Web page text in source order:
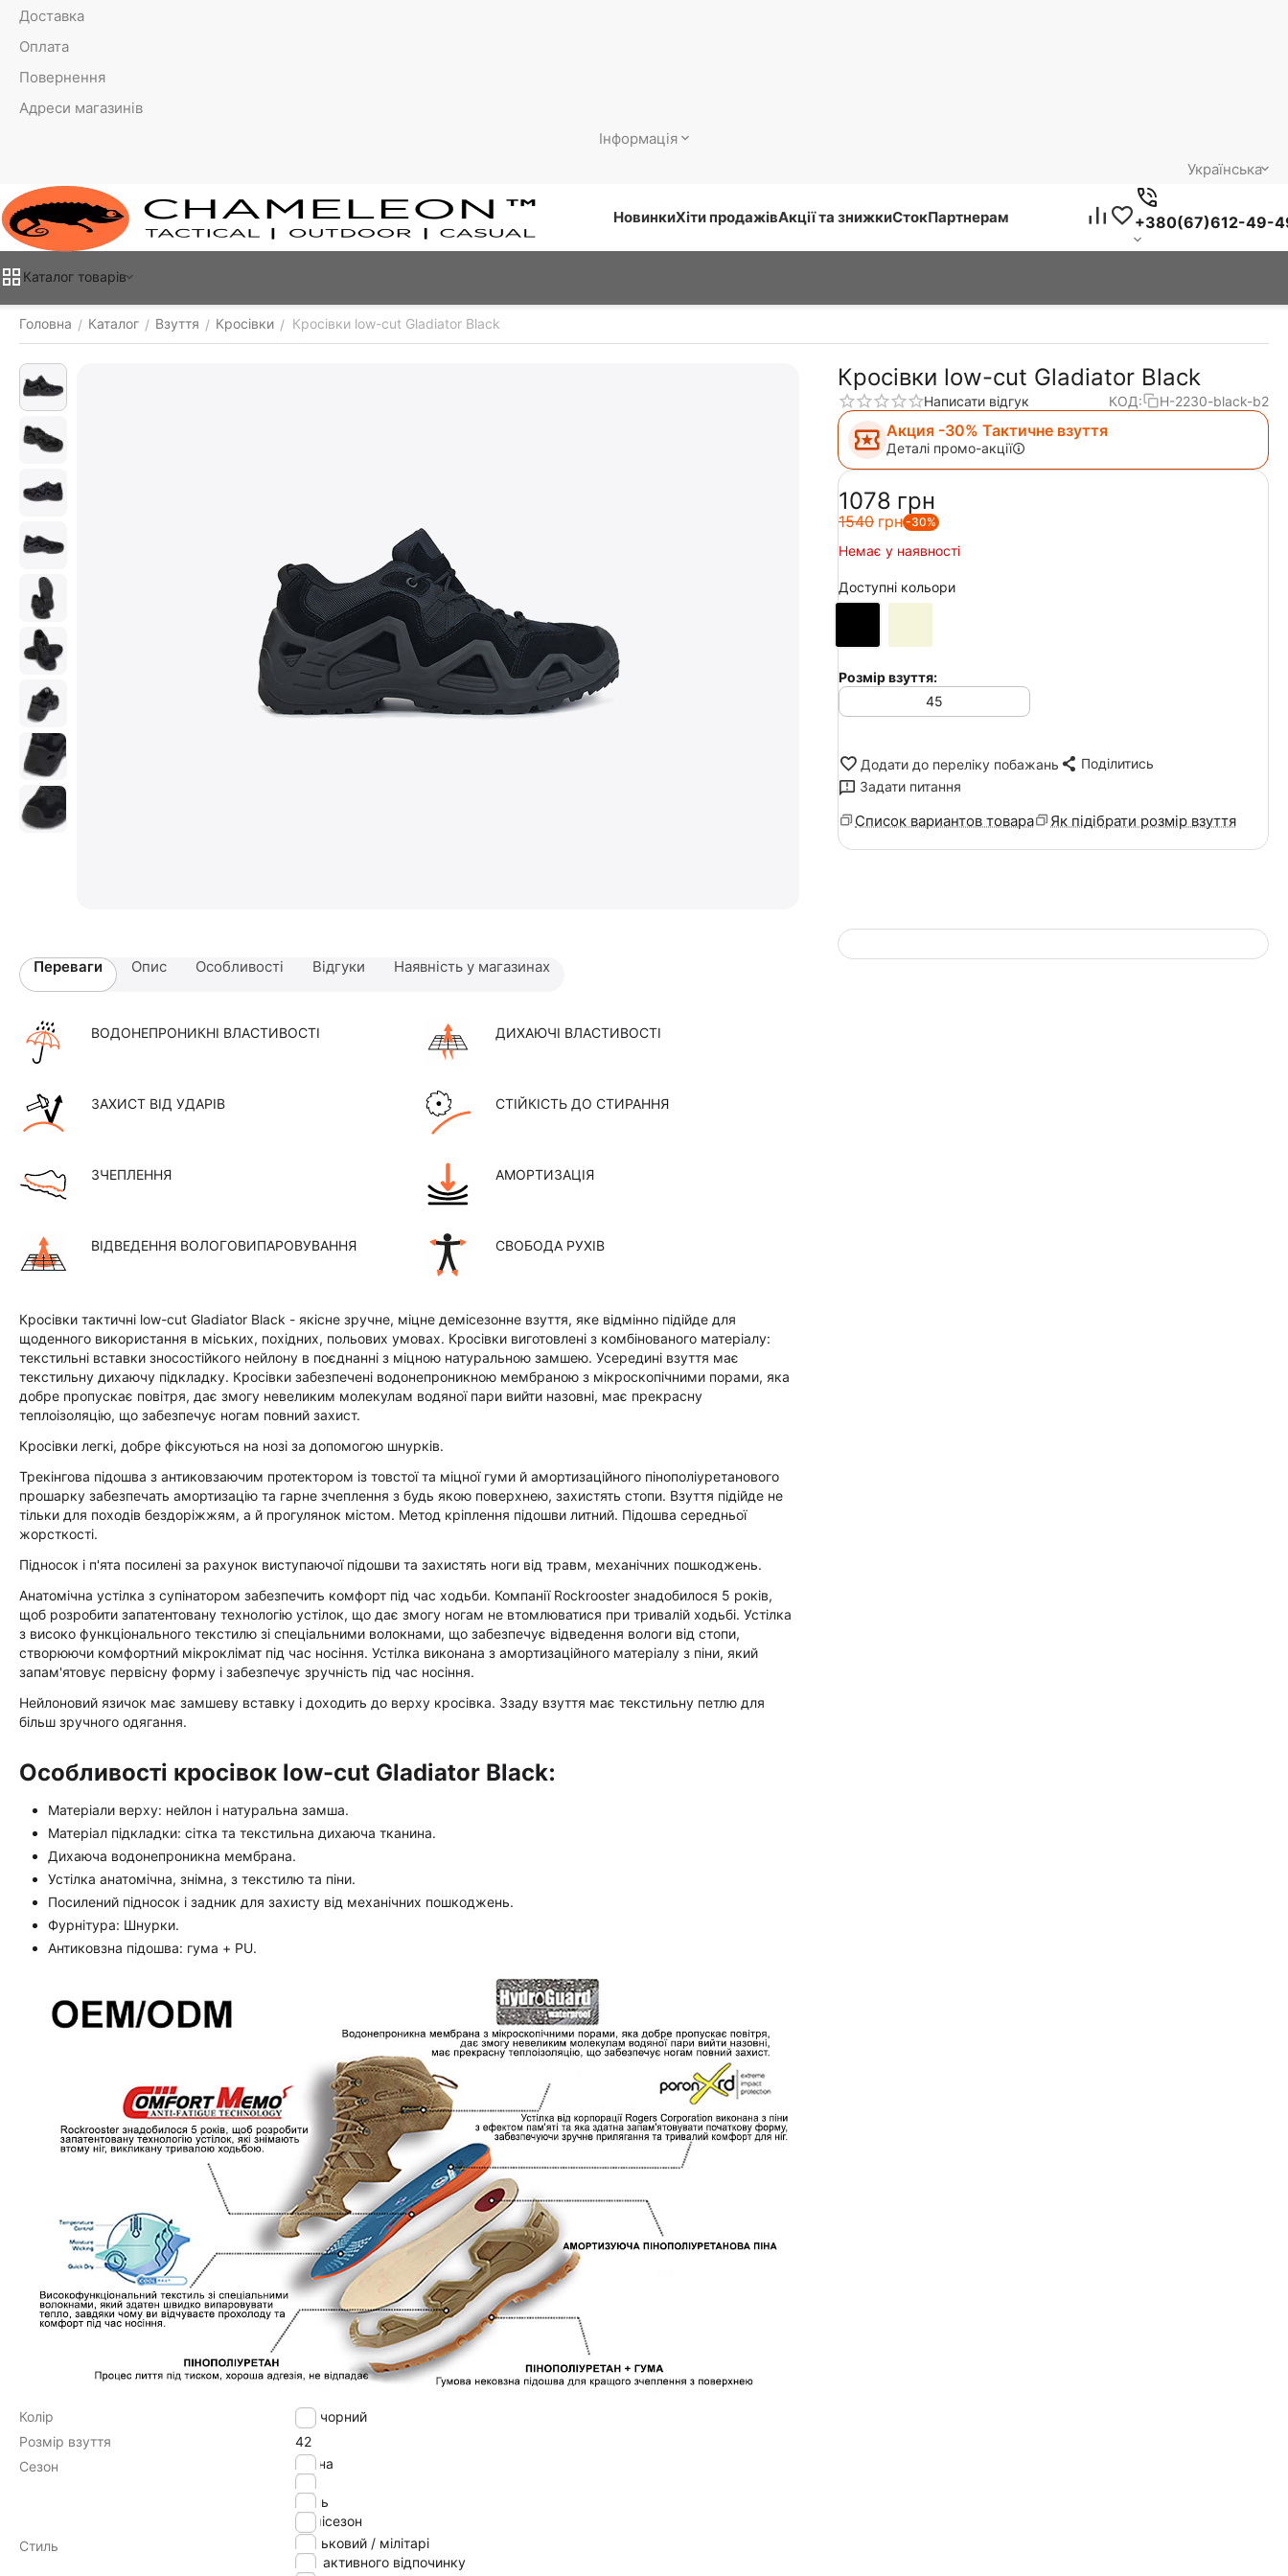
Доставка
Оплата
Повернення
Адреси магазинів
Інформація
Українська
НовинкиХіти продажівАкції та знижкиСтокПартнерам +380(67)612-49-
Каталог товарiв
Головна / Каталог / Взуття / Кросівки / Кросівки low-cut Gladiator Black
Кросівки low-cut Gladiator Black
Написати відгук КОД: H-2230-black-b2
Акция -30% Тактичне взуття
Деталі промо-акції
‍1078‍ грн
‍1540‍ грн -30%
Немає у наявності
Доступні кольори
Розмір взуття:
45
Додати до переліку побажань
Поділитись
Задати питання
Список вариантов товара Як підібрати розмір взуття
Переваги Опис Особливості Відгуки Наявність у магазинах
ВОДОНЕПРОНИКНІ ВЛАСТИВОСТІ ДИХАЮЧІ ВЛАСТИВОСТІ
ЗАХИСТ ВІД УДАРІВ СТІЙКІСТЬ ДО СТИРАННЯ
ЗЧЕПЛЕННЯ АМОРТИЗАЦІЯ
ВІДВЕДЕННЯ ВОЛОГОВИПАРОВУВАННЯ СВОБОДА РУХІВ
Кросівки тактичні low-cut Gladiator Black - якісне зручне, міцне демісезонне взуття, яке відмінно підійде для
щоденного використання в міських, похідних, польових умовах. Кросівки виготовлені з комбінованого матеріалу:
текстильні вставки зносостійкого нейлону в поєднанні з міцною натуральною замшею. Усередині взуття має
текстильну дихаючу підкладку. Кросівки забезпечені водонепроникною мембраною з мікроскопічними порами, яка
добре пропускає повітря, дає змогу невеликим молекулам водяної пари вийти назовні, має прекрасну
теплоізоляцію, що забезпечує ногам повний захист.
Кросівки легкі, добре фіксуються на нозі за допомогою шнурків.
Трекінгова підошва з антиковзаючим протектором із товстої та міцної гуми й амортизаційного пінополіуретанового
прошарку забезпечать амортизацію та гарне зчеплення з будь якою поверхнею, захистять стопи. Взуття підійде не
тільки для походів бездоріжжям, а й прогулянок містом. Метод кріплення підошви литний. Підошва середньої
жорсткості.
Підносок і п'ята посилені за рахунок виступаючої підошви та захистять ноги від травм, механічних пошкоджень.
Анатомічна устілка з супінатором забезпечить комфорт під час ходьби. Компанії Rockrooster знадобилося 5 років,
щоб розробити запатентовану технологію устілок, що дає змогу ногам не втомлюватися при тривалій ходьбі. Устілка
з високо функціонального текстилю зі спеціальними волокнами, що забезпечує відведення вологи від стопи,
створюючи комфортний мікроклімат під час носіння. Устілка виконана з амортизаційного матеріалу з піни, який
запам'ятовує первісну форму і забезпечує зручність під час носіння.
Нейлоновий язичок має замшеву вставку і доходить до верху кросівка. Ззаду взуття має текстильну петлю для
більш зручного одягання.
Особливості кросівок low-cut Gladiator Black:
Матеріали верху: нейлон і натуральна замша.
Матеріал підкладки: сітка та текстильна дихаюча тканина.
Дихаюча водонепроникна мембрана.
Устілка анатомічна, знімна, з текстилю та піни.
Посилений підносок і задник для захисту від механічних пошкоджень.
Фурнітура: Шнурки.
Антиковзна підошва: гума + PU.
Колір
чорний
Розмір взуття
42
Сезон
весна
літо
осінь
демісезон
Стиль
військовий / мілітарі
для активного відпочинку